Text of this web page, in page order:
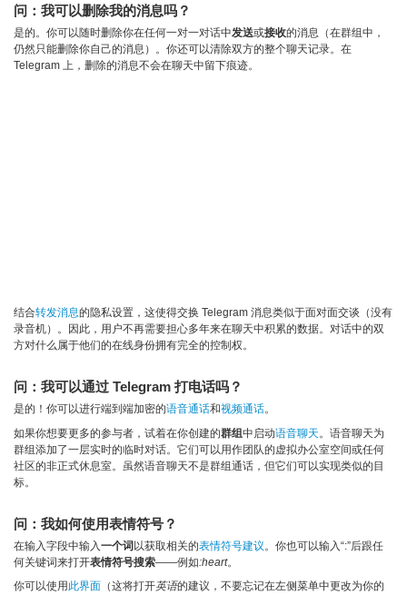
问：我可以删除我的消息吗？
是的。你可以随时删除你在任何一对一对话中发送或接收的消息（在群组中，
仍然只能删除你自己的消息）。你还可以清除双方的整个聊天记录。在
Telegram 上，删除的消息不会在聊天中留下痕迹。
结合转发消息的隐私设置，这使得交换 Telegram 消息类似于面对面交谈（没有
录音机）。因此，用户不再需要担心多年来在聊天中积累的数据。对话中的双
方对什么属于他们的在线身份拥有完全的控制权。
问：我可以通过 Telegram 打电话吗？
是的！你可以进行端到端加密的语音通话和视频通话。
如果你想要更多的参与者，试着在你创建的群组中启动语音聊天 。语音聊天为
群组添加了一层实时的临时对话。它们可以用作团队的虚拟办公室空间或任何
社区的非正式休息室。虽然语音聊天不是群组通话，但它们可以实现类似的目
标。
问：我如何使用表情符号？
在输入字段中输入 一个词以获取相关的表情符号建议 。你也可以输入“:”后跟任
何关键词来打开表情符号搜索——例如:heart。
你可以使用 此界面 （这将打开英语的建议，不要忘记在左侧菜单中更改为你的